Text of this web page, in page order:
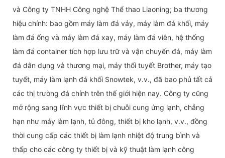
và Công ty TNHH Công nghệ Thể thao Liaoning; ba thương
hiệu chính: bao gồm máy làm đá vảy, máy làm đá khối, máy
làm đá ống và máy làm đá xay, máy làm đá viên, hệ thống
làm đá container tích hợp lưu trữ và vận chuyển đá, máy làm
đá dân dụng và thương mại, máy thổi tuyết Brother, máy tạo
tuyết, máy làm lạnh đá khối Snowtek, v.v., đã bao phủ tất cả
các thị trường đá chính trên thế giới hiện nay. Công ty cũng
mở rộng sang lĩnh vực thiết bị chuỗi cung ứng lạnh, chẳng
hạn như máy làm lạnh, tủ đông, thiết bị kho lạnh, v.v., đồng
thời cung cấp các thiết bị làm lạnh nhiệt độ trung bình và
thấp cho các công ty thiết bị và kỹ thuật làm lạnh công